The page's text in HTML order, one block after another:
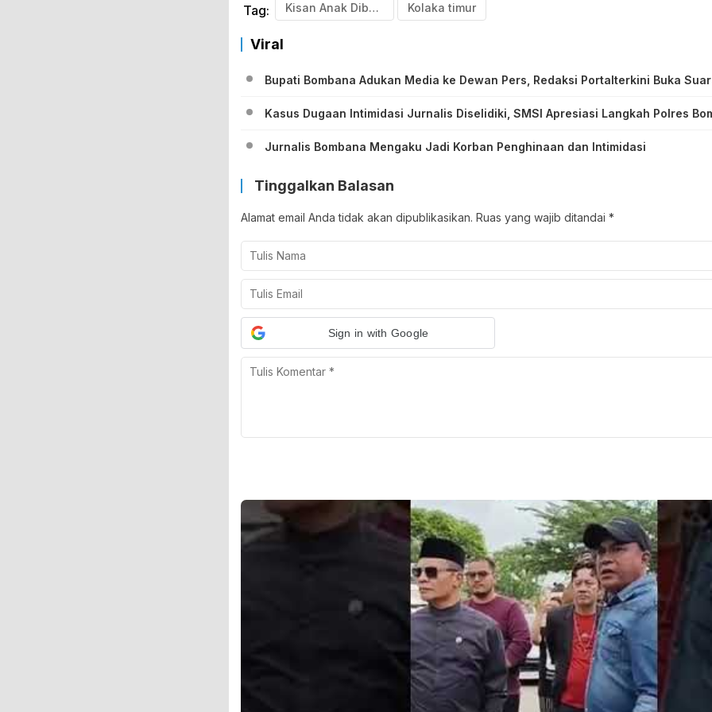
Tag: Kisan Anak Dibawah Umur yang Dirudapaksa Kolaka timur
Viral
Bupati Bombana Adukan Media ke Dewan Pers, Redaksi Portalterkini Buka
Kasus Dugaan Intimidasi Jurnalis Diselidiki, SMSI Apresiasi Langkah Polres
Jurnalis Bombana Mengaku Jadi Korban Penghinaan dan Intimidasi
Tinggalkan Balasan
Alamat email Anda tidak akan dipublikasikan. Ruas yang wajib ditandai *
Sign in with Google